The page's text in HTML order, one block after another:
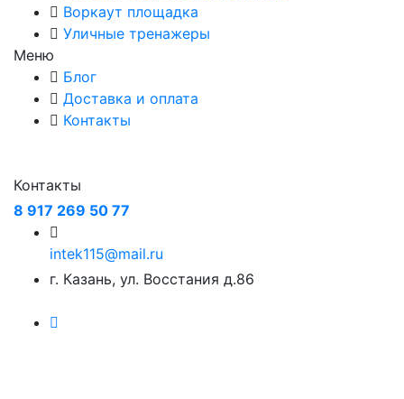
Воркаут площадка
Уличные тренажеры
Меню
Блог
Доставка и оплата
Контакты
Контакты
8 917 269 50 77
intek115@mail.ru
г. Казань, ул. Восстания д.86